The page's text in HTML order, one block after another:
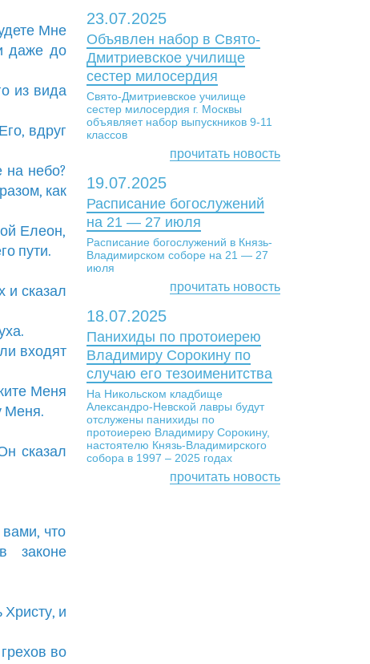
Мне
даже до
из вида
вдруг
на небо?
как
Елеон,
пути.
и сказал
входят
Меня
Меня.
сказал
что
законе
Христу, и
во
23.07.2025
Объявлен набор в Свято-
Дмитриевское училище
сестер милосердия
Свято-Дмитриевское училище
сестер милосердия г. Москвы
объявляет набор выпускников 9-11
классов
прочитать новость
19.07.2025
Расписание богослужений
на 21 — 27 июля
Расписание богослужений в Князь-
Владимирском соборе на 21 — 27
июля
прочитать новость
18.07.2025
Панихиды по протоиерею
Владимиру Сорокину по
случаю его тезоименитства
На Никольском кладбище
Александро-Невской лавры будут
отслужены панихиды по
протоиерею Владимиру Сорокину,
настоятелю Князь-Владимирского
собора в 1997 – 2025 годах
прочитать новость